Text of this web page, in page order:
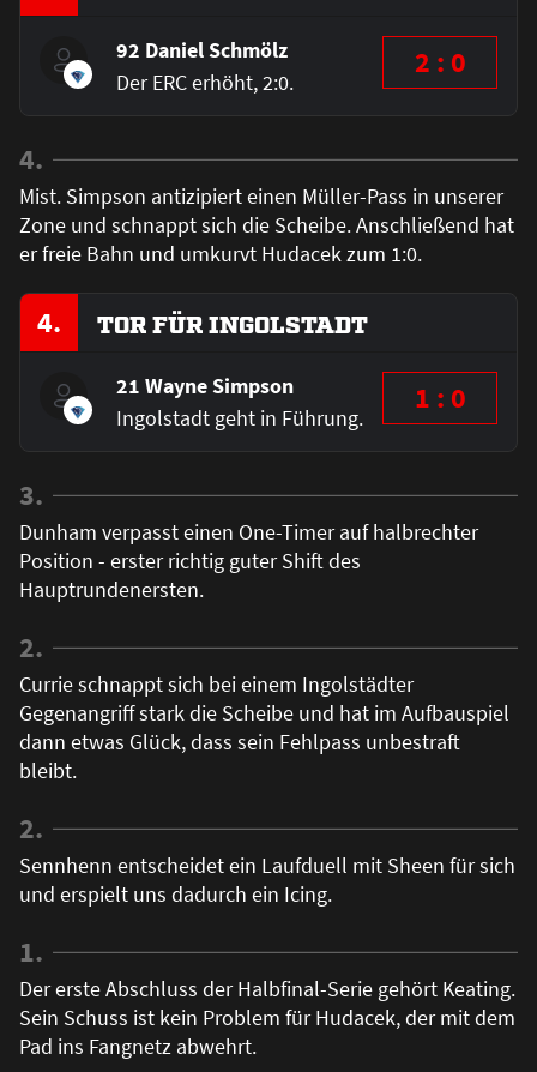
92 Daniel Schmölz
Der ERC erhöht, 2:0.
2 : 0
4.
Mist. Simpson antizipiert einen Müller-Pass in unserer
Zone und schnappt sich die Scheibe. Anschließend hat
er freie Bahn und umkurvt Hudacek zum 1:0.
4. TOR FÜR INGOLSTADT
21 Wayne Simpson
Ingolstadt geht in Führung.
1 : 0
3.
Dunham verpasst einen One-Timer auf halbrechter
Position - erster richtig guter Shift des
Hauptrundenersten.
2.
Currie schnappt sich bei einem Ingolstädter
Gegenangriff stark die Scheibe und hat im Aufbauspiel
dann etwas Glück, dass sein Fehlpass unbestraft
bleibt.
2.
Sennhenn entscheidet ein Laufduell mit Sheen für sich
und erspielt uns dadurch ein Icing.
1.
Der erste Abschluss der Halbfinal-Serie gehört Keating.
Sein Schuss ist kein Problem für Hudacek, der mit dem
Pad ins Fangnetz abwehrt.